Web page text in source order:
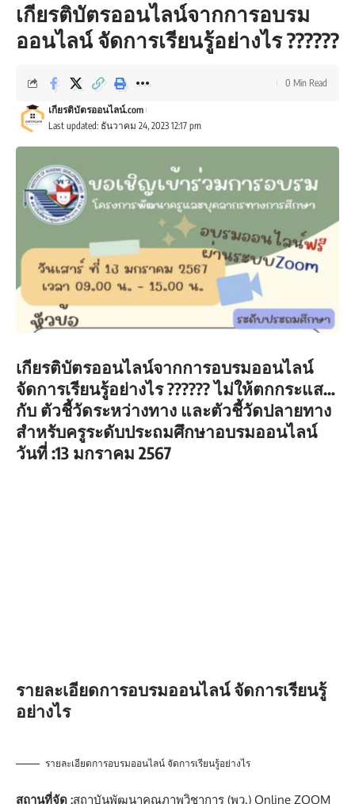
เกียรติบัตรออนไลน์จากการอบรม
ออนไลน์ จัดการเรียนรู้อย่างไร ??????
Last updated: ธันวาคม 24, 2023 12:17 pm
เกียรติบัตรออนไลน์.com
0 Min Read
เกียรติบัตรออนไลน์จากการอบรมออนไลน์
จัดการเรียนรู้อย่างไร ?????? ไม่ให้ตกกระแส…
กับ ตัวชี้วัดระหว่างทาง และตัวชี้วัดปลายทาง
สำหรับครูระดับประถมศึกษาอบรมออนไลน์
วันที่ :13 มกราคม 2567
รายละเอียดการอบรมออนไลน์ จัดการเรียนรู้
อย่างไร
รายละเอียดการอบรมออนไลน์ จัดการเรียนรู้อย่างไร
สถานที่จัด :สถาบันพัฒนาคุณภาพวิชาการ (พว.) Online ZOOM